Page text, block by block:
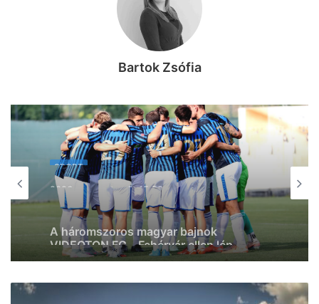
Bartok Zsófia
SPORT
2026, augusztus 8. 15:50
A háromszoros magyar bajnok
SPORT
2026, augusztus 8. 14:36
Meccsnap van: a HBC Nantessel csap
össze a Pick Szeged!